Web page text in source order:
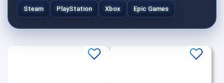
Steam PlayStation Xbox Epic Games